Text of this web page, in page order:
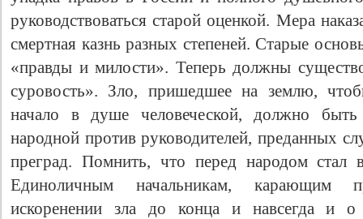
руководствоваться старой оценкой. Мера
смертная казнь разных степеней. Старые
«правды и милости». Теперь должны
суровость». Зло, пришедшее на землю,
начало в душе человеческой, должно
народной против руководителей, преданных
преград. Помнить, что перед народом
Единоличным начальникам, карающим
искоренении зла до конца и навсегда и